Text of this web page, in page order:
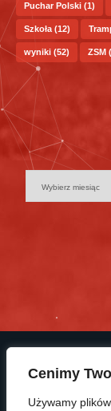
Cenimy
Używamy
Puchar Polski (1)
Szkoła (12)
wyniki (52) ZSM